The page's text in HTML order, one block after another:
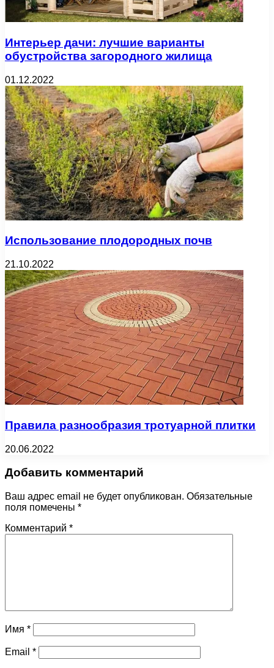
Интерьер дачи: лучшие варианты
обустройства загородного жилища
01.12.2022
Использование плодородных почв
21.10.2022
Правила разнообразия тротуарной плитки
20.06.2022
Добавить комментарий
Ваш адрес email не будет опубликован. Обязательные
поля помечены *
Комментарий *
Имя *
Email *